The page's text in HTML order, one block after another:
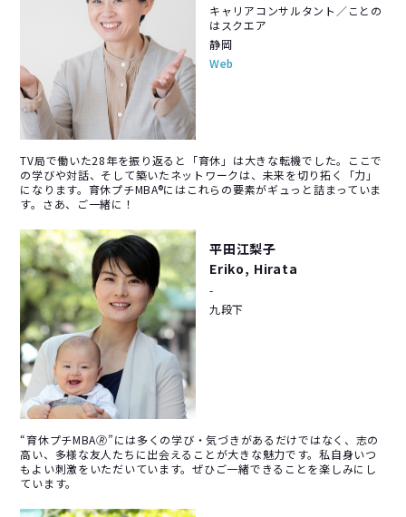
キャリアコンサルタント／ことの
はスクエア
静岡
Web
TV局で働いた28年を振り返ると「育休」は大きな転機でした。ここで
の学びや対話、そして築いたネットワークは、未来を切り拓く「力」
になります。育休プチMBA®にはこれらの要素がギュっと詰まっていま
す。さあ、ご一緒に！
平田江梨子
Eriko, Hirata
-
九段下
“育休プチMBA🄬”には多くの学び・気づきがあるだけではなく、志の
高い、多様な友人たちに出会えることが大きな魅力です。私自身いつ
もよい刺激をいただいています。ぜひご一緒できることを楽しみにし
ています。